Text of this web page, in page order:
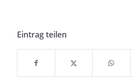
Eintrag teilen